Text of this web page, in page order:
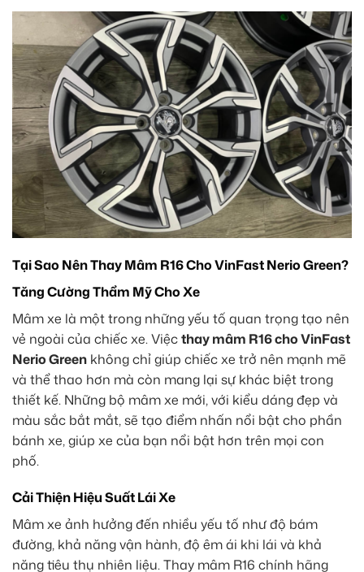
Tại Sao Nên Thay Mâm R16 Cho VinFast Nerio Green?
Tăng Cường Thẩm Mỹ Cho Xe
Mâm xe là một trong những yếu tố quan trọng tạo nên
vẻ ngoài của chiếc xe. Việcthay mâm R16 cho VinFast
Nerio Green không chỉ giúp chiếc xe trở nên mạnh mẽ
và thể thao hơn mà còn mang lại sự khác biệt trong
thiết kế. Những bộ mâm xe mới, với kiểu dáng đẹp và
màu sắc bắt mắt, sẽ tạo điểm nhấn nổi bật cho phần
bánh xe, giúp xe của bạn nổi bật hơn trên mọi con
phố.
Cải Thiện Hiệu Suất Lái Xe
Mâm xe ảnh hưởng đến nhiều yếu tố như độ bám
đường, khả năng vận hành, độ êm ái khi lái và khả
năng tiêu thụ nhiên liệu. Thay mâm R16 chính hãng